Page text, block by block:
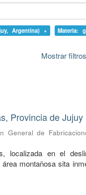
Argentina) ×
Materia:
Mostrar
Provincia de Jujuy
General de
localizada en el
montañosa sita